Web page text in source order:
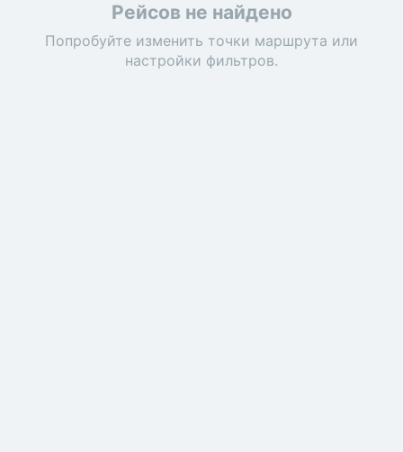
Рейсов не найдено
Попробуйте изменить точки маршрута или
настройки фильтров.